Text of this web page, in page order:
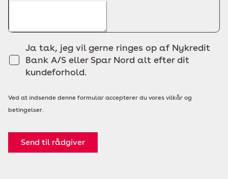
Ja tak, jeg vil gerne ringes op af Nykredit
Bank A/S eller Spar Nord alt efter dit
kundeforhold.
Ved at indsende denne formular accepterer du vores vilkår og
betingelser.
Send til rådgiver